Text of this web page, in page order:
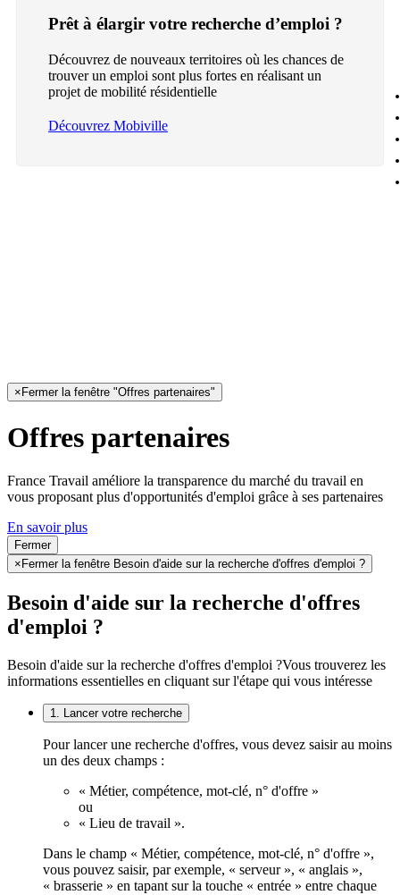
Prêt à élargir votre recherche d’emploi ?
Découvrez de nouveaux territoires où les chances de
trouver un emploi sont plus fortes en réalisant un
projet de mobilité résidentielle
Découvrez Mobiville
× Fermer la fenêtre "Offres partenaires"
Offres partenaires
France Travail améliore la transparence du marché du travail en
vous proposant plus d'opportunités d'emploi grâce à ses partenaires
En savoir plus
Fermer
× Fermer la fenêtre Besoin d'aide sur la recherche d'offres d'emploi ?
Besoin d'aide sur la recherche d'offres
d'emploi ?
Besoin d'aide sur la recherche d'offres d'emploi ?Vous trouverez les
informations essentielles en cliquant sur l'étape qui vous intéresse
1. Lancer votre recherche
Pour lancer une recherche d'offres, vous devez saisir au moins
un des deux champs :
« Métier, compétence, mot-clé, n° d'offre »
ou
« Lieu de travail ».
Dans le champ « Métier, compétence, mot-clé, n° d'offre »,
vous pouvez saisir, par exemple, « serveur », « anglais »,
« brasserie » en tapant sur la touche « entrée » entre chaque